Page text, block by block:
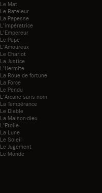
Le Mat
Le Bateleur
La Papesse
L'impératrice
L'Empereur
Le Pape
L'Amoureux
Le Chariot
La Justice
L'Hermite
La Roue de fortune
La Force
Le Pendu
L'Arcane sans nom
La Tempérance
Le Diable
La Maison-dieu
L'Etoile
La Lune
Le Soleil
Le Jugement
Le Monde